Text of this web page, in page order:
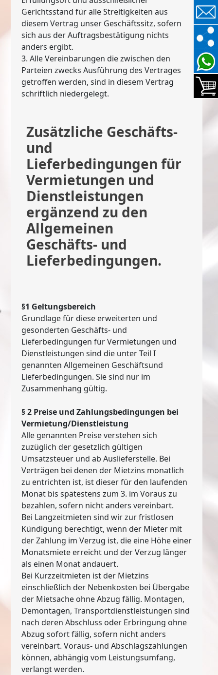
Gerichtsstand für alle Streitigkeiten aus
diesem Vertrag unser Geschäftssitz, sofern
sich aus der Auftragsbestätigung nichts
anders ergibt.
3. Alle Vereinbarungen die zwischen den
Parteien zwecks Ausführung des Vertrages
getroffen werden, sind in diesem Vertrag
schriftlich niedergelegt.
Zusätzliche Geschäfts-
und
Lieferbedingungen für
Vermietungen und
Dienstleistungen
ergänzend zu den
Allgemeinen
Geschäfts- und
Lieferbedingungen.
§1 Geltungsbereich
Grundlage für diese erweiterten und
gesonderten Geschäfts- und
Lieferbedingungen für Vermietungen und
Dienstleistungen sind die unter Teil I
genannten Allgemeinen Geschäftsund
Lieferbedingungen. Sie sind nur im
Zusammenhang gültig.
§ 2 Preise und Zahlungsbedingungen bei
Vermietung/Dienstleistung
Alle genannten Preise verstehen sich
zuzüglich der gesetzlich gültigen
Umsatzsteuer und ab Auslieferstelle. Bei
Verträgen bei denen der Mietzins monatlich
zu entrichten ist, ist dieser für den laufenden
Monat bis spätestens zum 3. im Voraus zu
bezahlen, sofern nicht anders vereinbart.
Bei Langzeitmieten sind wir zur fristlosen
Kündigung berechtigt, wenn der Mieter mit
der Zahlung im Verzug ist, die eine Höhe einer
Monatsmiete erreicht und der Verzug länger
als einen Monat andauert.
Bei Kurzzeitmieten ist der Mietzins
einschließlich der Nebenkosten bei Übergabe
der Mietsache ohne Abzug fällig. Montagen,
Demontagen, Transportdienstleistungen sind
nach deren Abschluss oder Erbringung ohne
Abzug sofort fällig, sofern nicht anders
vereinbart. Voraus- und Abschlagszahlungen
können, abhängig vom Leistungsumfang,
verlangt werden.